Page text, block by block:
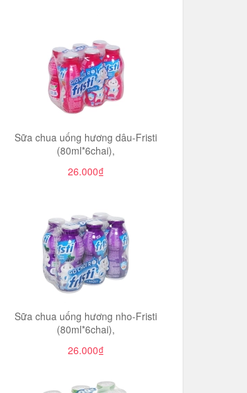
Sữa chua uống hương dâu-Fristi
(80ml*6chai),
26.000₫
Sữa chua uống hương nho-Fristi
(80ml*6chai),
26.000₫